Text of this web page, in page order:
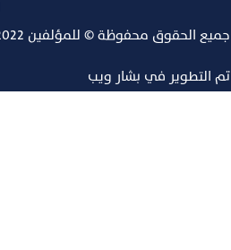
جميع الحقوق محفوظة © للمؤلفين 2022
تم التطوير في بشار ويب